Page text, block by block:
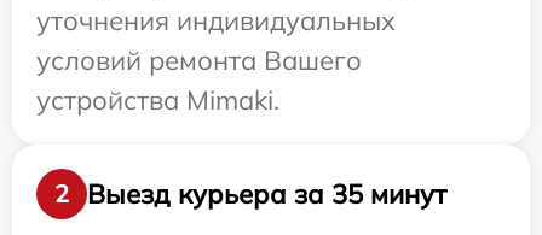
уточнения индивидуальных
условий ремонта Вашего
устройства Mimaki.
2
Выезд курьера за 35 минут